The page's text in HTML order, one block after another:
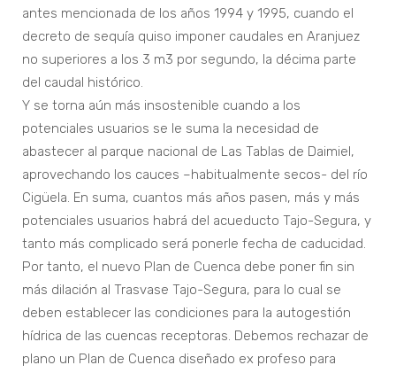
antes mencionada de los años 1994 y 1995, cuando el
decreto de sequía quiso imponer caudales en Aranjuez
no superiores a los 3 m3 por segundo, la décima parte
del caudal histórico.
Y se torna aún más insostenible cuando a los
potenciales usuarios se le suma la necesidad de
abastecer al parque nacional de Las Tablas de Daimiel,
aprovechando los cauces –habitualmente secos- del río
Cigüela. En suma, cuantos más años pasen, más y más
potenciales usuarios habrá del acueducto Tajo-Segura, y
tanto más complicado será ponerle fecha de caducidad.
Por tanto, el nuevo Plan de Cuenca debe poner fin sin
más dilación al Trasvase Tajo-Segura, para lo cual se
deben establecer las condiciones para la autogestión
hídrica de las cuencas receptoras. Debemos rechazar de
plano un Plan de Cuenca diseñado ex profeso para